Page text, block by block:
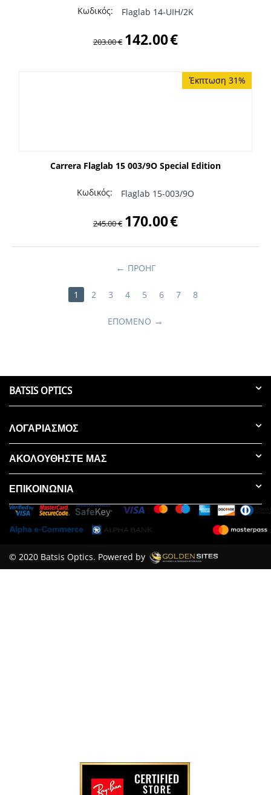
Κωδικός: Flaglab 14-UIH/2K
203.00€ 142.00€
Έκπτωση 31%
Carrera Flaglab 15 003/9O Special Edition
Κωδικός: Flaglab 15-003/9O
245.00€ 170.00€
ΠΡΟΗΓ
1 2 3 4 5 6 7 8
ΕΠΌΜΕΝΟ
BATSIS OPTICS
ΛΟΓΑΡΙΑΣΜΟΣ
ΑΚΟΛΟΥΘΗΣΤΕ ΜΑΣ
ΕΠΙΚΟΙΝΩΝΊΑ
© 2020 Batsis Optics. Powered by